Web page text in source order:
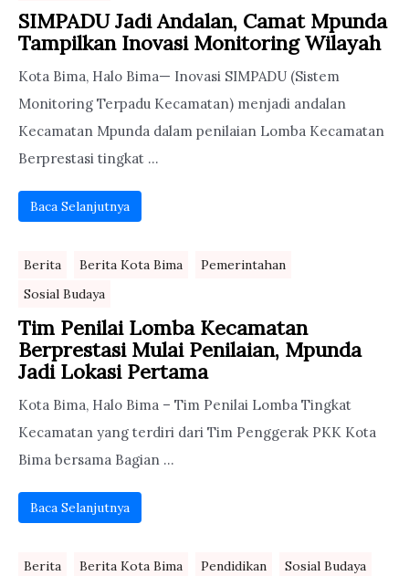
SIMPADU Jadi Andalan, Camat Mpunda
Tampilkan Inovasi Monitoring Wilayah
Kota Bima, Halo Bima— Inovasi SIMPADU (Sistem
Monitoring Terpadu Kecamatan) menjadi andalan
Kecamatan Mpunda dalam penilaian Lomba Kecamatan
Berprestasi tingkat ...
Baca Selanjutnya
Berita Berita Kota Bima
Pemerintahan
Sosial Budaya
Tim Penilai Lomba Kecamatan
Berprestasi Mulai Penilaian, Mpunda
Jadi Lokasi Pertama
Kota Bima, Halo Bima – Tim Penilai Lomba Tingkat
Kecamatan yang terdiri dari Tim Penggerak PKK Kota
Bima bersama Bagian ...
Baca Selanjutnya
Berita Berita Kota Bima Pendidikan
Sosial Budaya